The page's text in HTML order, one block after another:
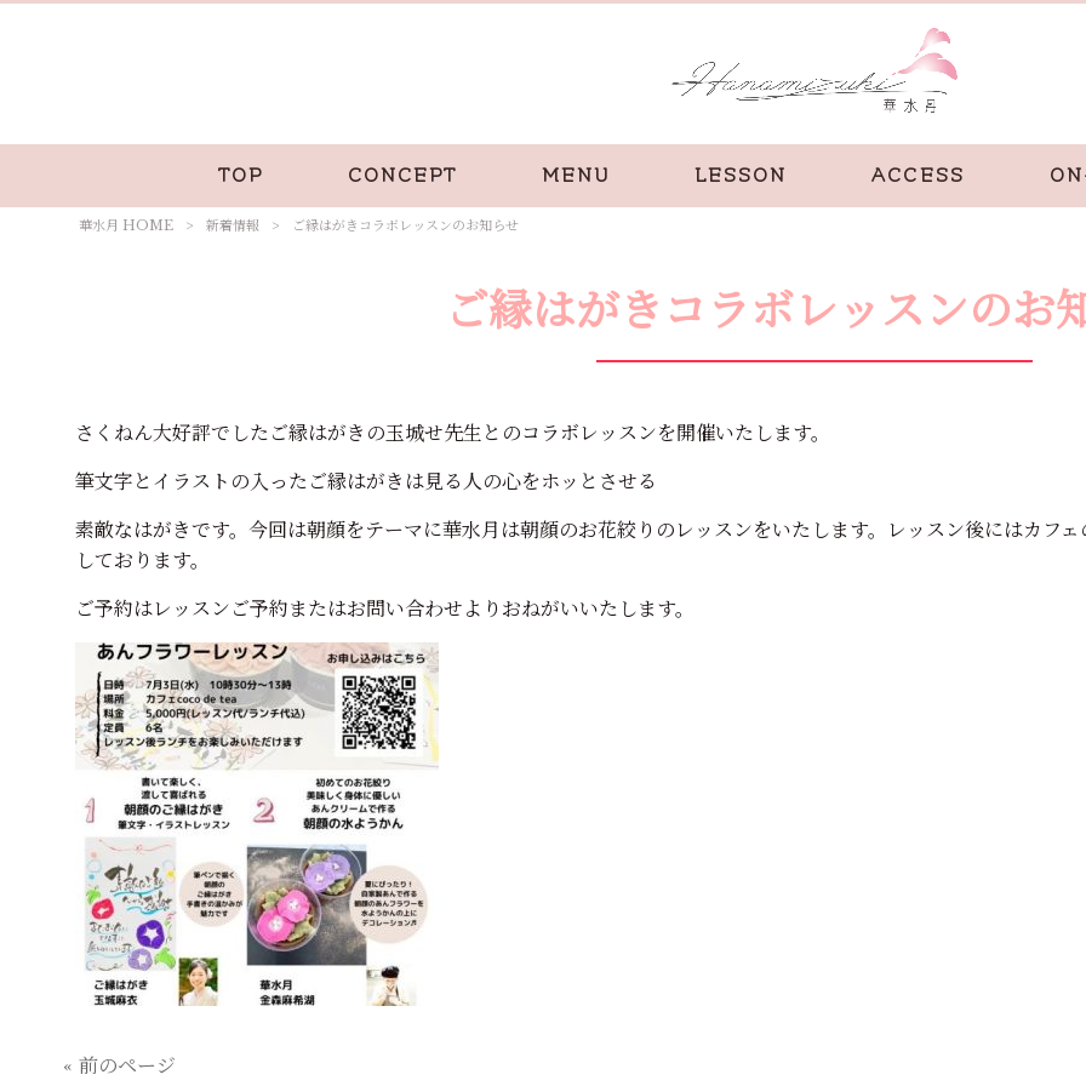
TOP CONCEPT MENU LESSON ACCESS
華水月 HOME > 新着情報 > ご縁はがきコラボレッスンのお知らせ
ご縁はがきコラボレッスンのお
さくねん大好評でしたご縁はがきの玉城せ先生とのコラボレッスンを開催いたします。
筆文字とイラストの入ったご縁はがきは見る人の心をホッとさせる
素敵なはがきです。今回は朝顔をテーマに華水月は朝顔のお花絞りのレッスンをいたします。レッスン後にはカフ
しております。
ご予約はレッスンご予約またはお問い合わせよりおねがいいたします。
« 前のページ